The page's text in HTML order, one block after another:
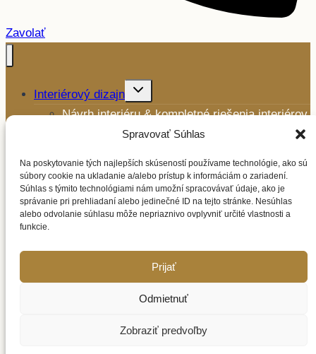
Spravovať Súhlas
Na poskytovanie tých najlepších skúseností používame technológie, ako sú
súbory cookie na ukladanie a/alebo prístup k informáciám o zariadení.
Súhlas s týmito technológiami nám umožní spracovávať údaje, ako je
správanie pri prehliadaní alebo jedinečné ID na tejto stránke. Nesúhlas
alebo odvolanie súhlasu môže nepriaznivo ovplyvniť určité vlastnosti a
funkcie.
Prijať
Odmietnuť
Zobraziť predvoľby
Zavolať
Interiérový dizajn
Toggle
Návrh interiéru & kompletné riešenia interiérov
Výroba a montáž nábytku
Ďalšie služby child
menu
Mikrocement
Interiérové svietidlá
Spotrebiče
Toggle
LIEBHERR